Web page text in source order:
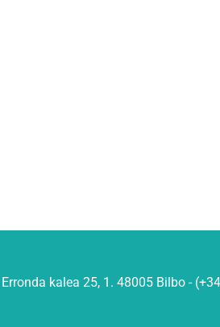
Erronda kalea 25, 1. 48005 Bilbo -